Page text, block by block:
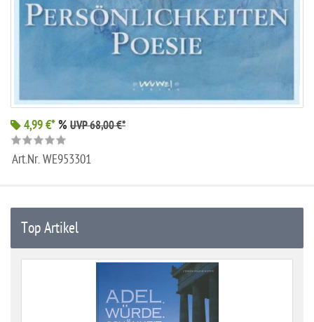
4,99 €*% UVP 68,00 €*
Art.Nr.WE953301
Top Artikel